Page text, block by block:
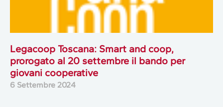
Legacoop Toscana: Smart and coop,
prorogato al 20 settembre il bando per
giovani cooperative
6 Settembre 2024